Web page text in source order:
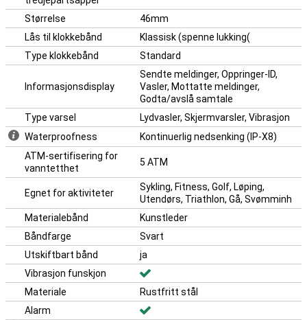
Størrelse
46mm
Lås til klokkebånd
Klassisk (spenne lukking(
Type klokkebånd
Standard
Informasjonsdisplay
Sendte meldinger, Oppringer-ID,
Vasler, Mottatte meldinger,
Godta/avslå samtale
Type varsel
Lydvasler, Skjermvarsler, Vibrasjon
Waterproofness
Kontinuerlig nedsenking (IP-X8)
ATM-sertifisering for
vanntetthet
5 ATM
Egnet for aktiviteter
Sykling, Fitness, Golf, Løping,
Utendørs, Triathlon, Gå, Svømminh
Materialebånd
Kunstleder
Båndfarge
Svart
Utskiftbart bånd
ja
Vibrasjon funskjon
Materiale
Rustfritt stål
Alarm